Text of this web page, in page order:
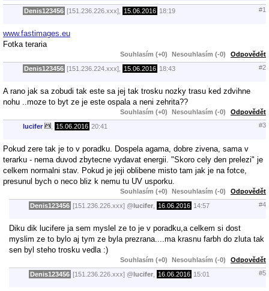
Denis123456 [151.236.226.xxx], 15.06.2016 18:19 #1
www.fastimages.eu
Fotka teraria
Souhlasím (+0) Nesouhlasím (-0) Odpovědět
Denis123456 [151.236.224.xxx], 15.06.2016 18:43 #2
A rano jak sa zobudi tak este sa jej tak trosku nozky trasu ked zdvihne
nohu ..moze to byt ze je este ospala a neni zehrita??
Souhlasím (+0) Nesouhlasím (-0) Odpovědět
lucifer 15.06.2016 20:41 #3
Pokud zere tak je to v poradku. Dospela agama, dobre zivena, sama v
terarku - nema duvod zbytecne vydavat energii. "Skoro cely den prelezi" je
celkem normalni stav. Pokud je jeji oblibene misto tam jak je na fotce,
presunul bych o neco bliz k nemu tu UV usporku.
Souhlasím (+0) Nesouhlasím (-0) Odpovědět
Denis123456 [151.236.226.xxx] @lucifer 16.06.2016 14:57 #4
Diku dik lucifere ja sem myslel ze to je v poradku,a celkem si dost
myslim ze to bylo aj tym ze byla prezrana....ma krasnu farbh do zluta tak
sen byl steho trosku vedla :)
Souhlasím (+0) Nesouhlasím (-0) Odpovědět
Denis123456 [151.236.226.xxx] @lucifer 16.06.2016 15:01 #5